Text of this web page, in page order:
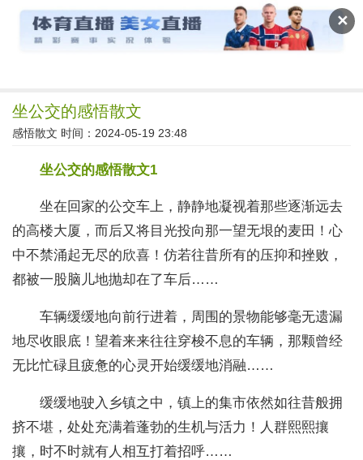
✕
读文斋
坐公交的感悟散文
感悟散文 时间：2024-05-19 23:48
坐公交的感悟散文1
坐在回家的公交车上，静静地凝视着那些逐渐远去
的高楼大厦，而后又将目光投向那一望无垠的麦田！心
中不禁涌起无尽的欣喜！仿若往昔所有的压抑和挫败，
都被一股脑儿地抛却在了车后……
车辆缓缓地向前行进着，周围的景物能够毫无遗漏
地尽收眼底！望着来来往往穿梭不息的车辆，那颗曾经
无比忙碌且疲惫的心灵开始缓缓地消融……
缓缓地驶入乡镇之中，镇上的集市依然如往昔般拥
挤不堪，处处充满着蓬勃的生机与活力！人群熙熙攘
攘，时不时就有人相互打着招呼……